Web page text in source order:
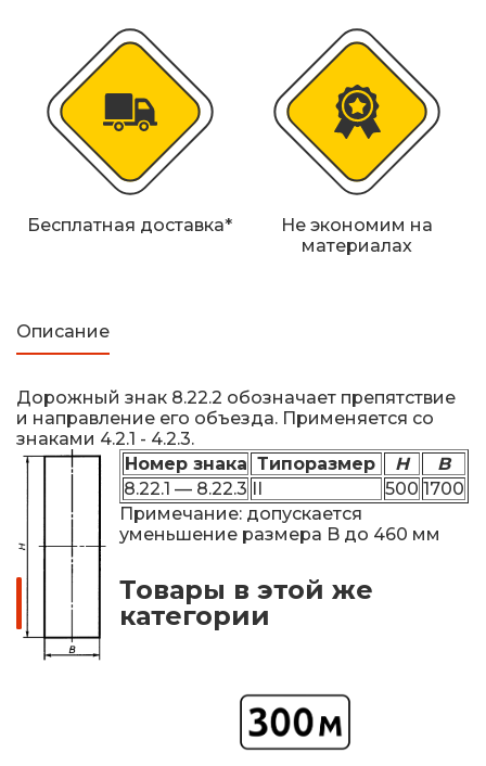
Прочее
Бесплатная доставка*
Не экономим на
материалах
Описание
Дорожный знак 8.22.2 обозначает препятствие
и направление его объезда. Применяется со
знаками 4.2.1 - 4.2.3.
Номер знака Типоразмер H
B
8.22.1 — 8.22.3 II 500 1700
Примечание: допускается
уменьшение размера B до 460 мм
Товары в этой же
категории